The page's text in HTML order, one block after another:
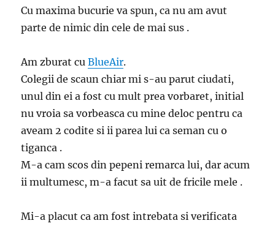
Cu maxima bucurie va spun, ca nu am avut
parte de nimic din cele de mai sus .
Am zburat cuBlueAir.
Colegii de scaun chiar mi s-au parut ciudati,
unul din ei a fost cu mult prea vorbaret, initial
nu vroia sa vorbeasca cu mine deloc pentru ca
aveam 2 codite si ii parea lui ca seman cu o
tiganca .
M-a cam scos din pepeni remarca lui, dar acum
ii multumesc, m-a facut sa uit de fricile mele .
Mi-a placut ca am fost intrebata si verificata